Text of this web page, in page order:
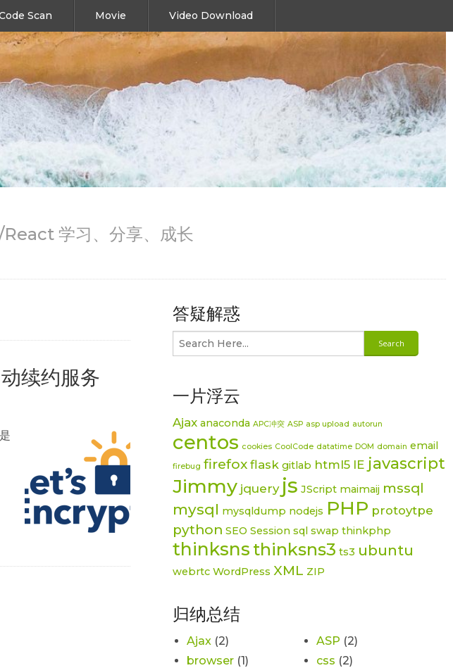
Scan Movie Video Download
学习、分享、成长
续约服务
答疑解惑
一片浮云
Ajax anaconda APC冲突 ASP asp upload autorun
centos cookies CoolCode datatime DOM domain email
firebug firefox flask gitlab html5 IE javascript
Jimmy jquery js JScript maimaij mssql
mysql mysqldump nodejs PHP protoytpe
python SEO Session sql swap thinkphp
thinksns thinksns3 ts3 ubuntu
webrtc WordPress XML ZIP
归纳总结
Ajax (2) ASP (2)
browser (1) css (2)